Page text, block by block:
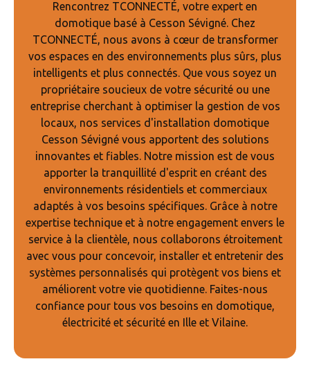
Rencontrez TCONNECTÉ, votre expert en
domotique basé à Cesson Sévigné. Chez
TCONNECTÉ, nous avons à cœur de transformer
vos espaces en des environnements plus sûrs, plus
intelligents et plus connectés. Que vous soyez un
propriétaire soucieux de votre sécurité ou une
entreprise cherchant à optimiser la gestion de vos
locaux, nos services d'installation domotique
Cesson Sévigné vous apportent des solutions
innovantes et fiables. Notre mission est de vous
apporter la tranquillité d'esprit en créant des
environnements résidentiels et commerciaux
adaptés à vos besoins spécifiques. Grâce à notre
expertise technique et à notre engagement envers le
service à la clientèle, nous collaborons étroitement
avec vous pour concevoir, installer et entretenir des
systèmes personnalisés qui protègent vos biens et
améliorent votre vie quotidienne. Faites-nous
confiance pour tous vos besoins en domotique,
électricité et sécurité en Ille et Vilaine.